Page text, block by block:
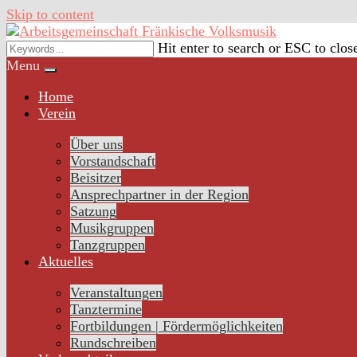
Skip to content
Hit enter to search or ESC to
Menu
Home
Verein
Über uns
Vorstandschaft
Beisitzer
Ansprechpartner in der Region
Satzung
Musikgruppen
Tanzgruppen
Aktuelles
Veranstaltungen
Tanztermine
Fortbildungen | Fördermöglichkeiten
Rundschreiben